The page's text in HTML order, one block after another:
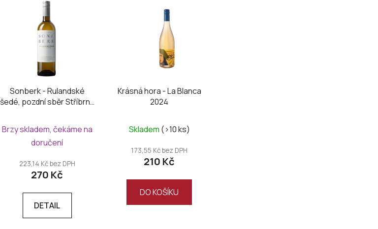
Sonberk - Rulandské
šedé, pozdní sběr Stříbrný
Brzy skladem, čekáme na
doručení
223,14 Kč bez DPH
270 Kč
DETAIL
Krásná hora - La Blanca
2024
Skladem (>10 ks)
173,55 Kč bez DPH
210 Kč
DO KOŠÍKU